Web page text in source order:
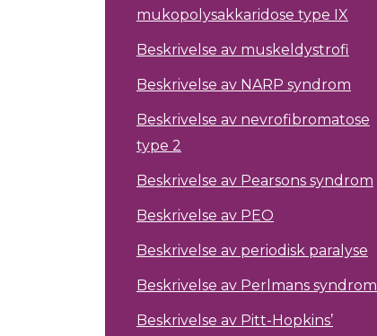
mukopolysakkaridose type IX
Beskrivelse av muskeldystrofi
Beskrivelse av NARP syndrom
Beskrivelse av nevrofibromatose
type 2
Beskrivelse av Pearsons syndrom
Beskrivelse av PEO
Beskrivelse av periodisk paralyse
Beskrivelse av Perlmans syndrom
Beskrivelse av Pitt-Hopkins’